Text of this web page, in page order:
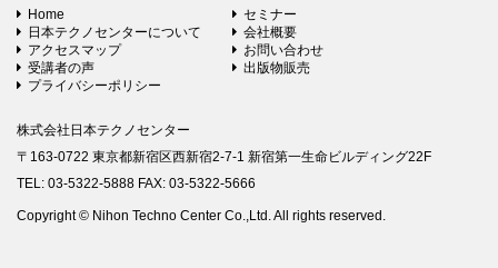
Home
セミナー
日本テクノセンターについて
会社概要
アクセスマップ
お問い合わせ
受講者の声
出版物販売
プライバシーポリシー
株式会社日本テクノセンター
〒163-0722 東京都新宿区西新宿2-7-1 新宿第一生命ビルディング22F
TEL: 03-5322-5888 FAX: 03-5322-5666
Copyright © Nihon Techno Center Co.,Ltd. All rights reserved.